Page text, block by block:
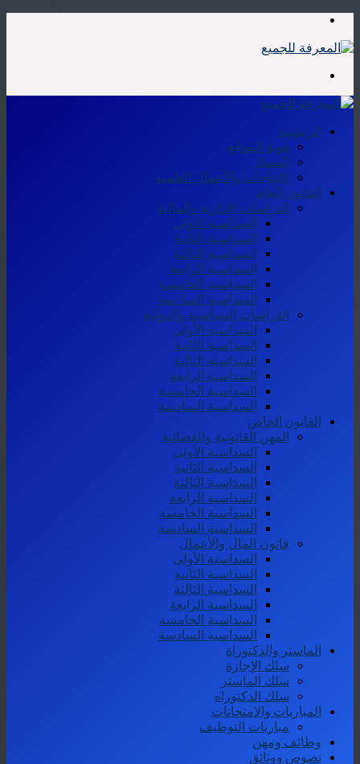
الرئيسية
هوية الموقع
المسار
الإنتاجات والأعمال العلمية
القانون العام
الدراسات الإدارية والمالية
السداسية الأولى
السداسية الثانية
السداسية الثالثة
السداسية الرابعة
السداسية الخامسة
السداسية السادسة
الدراسات السياسية والدولية
السداسية الأولى
السداسية الثانية
السداسية الثالثة
السداسية الرابعة
السداسية الخامسة
السداسية السادسة
القانون الخاص
المهن القانونية والقضائية
السداسية الأولى
السداسية الثانية
السداسية الثالثة
السداسية الرابعة
السداسية الخامسة
السداسية السادسة
قانون المال والأعمال
السداسية الأولى
السداسية الثانية
السداسية الثالثة
السداسية الرابعة
السداسية الخامسة
السداسية السادسة
الماستر والدكتوراة
سلك الإجازة
سلك الماستر
سلك الدكتوراه
المباريات والامتحانات
مباريات التوظيف
وظائف ومهن
نصوص ووثائق